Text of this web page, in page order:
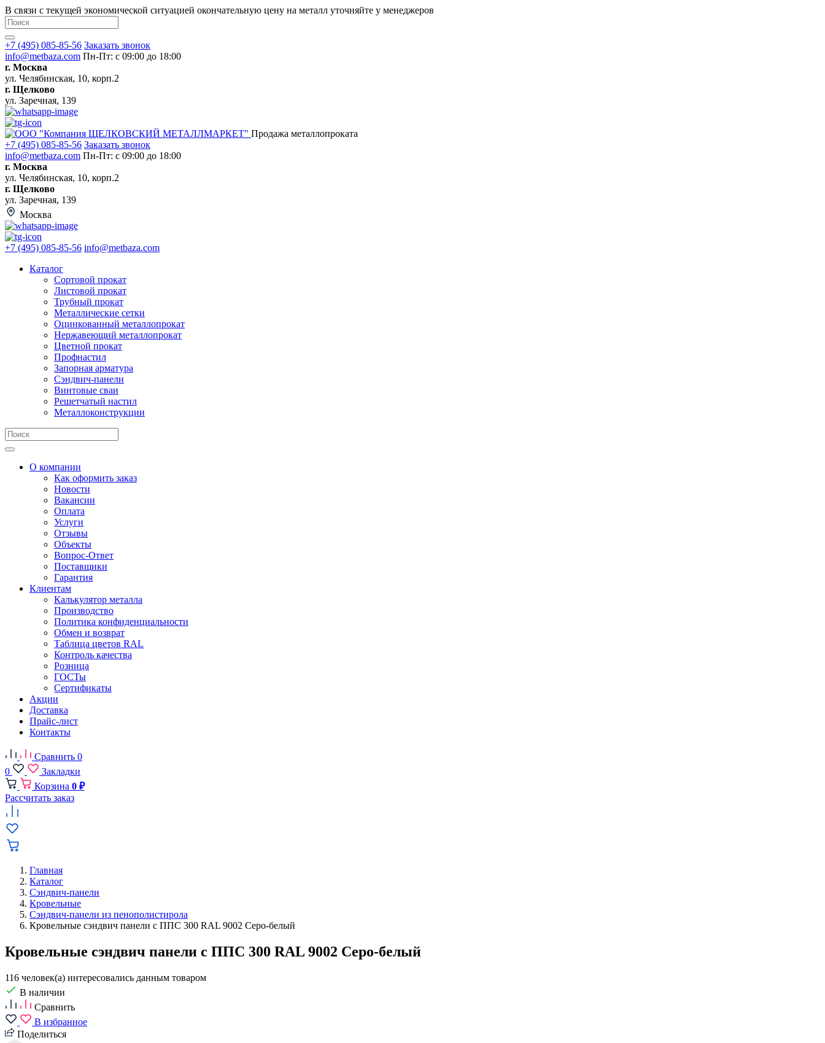
В связи с текущей экономической ситуацией окончательную цену на металл уточняйте у менеджеров
+7 (495) 085-85-56 Заказать звонок
info@metbaza.com Пн-Пт: с 09:00 до 18:00
г. Москва
ул. Челябинская, 10, корп.2
г. Щелково
ул. Заречная, 139
Продажа металлопроката
+7 (495) 085-85-56 Заказать звонок
info@metbaza.com Пн-Пт: с 09:00 до 18:00
г. Москва
ул. Челябинская, 10, корп.2
г. Щелково
ул. Заречная, 139
Москва
+7 (495) 085-85-56 info@metbaza.com
Каталог
Сортовой прокат
Листовой прокат
Трубный прокат
Металлические сетки
Оцинкованный металлопрокат
Нержавеющий металлопрокат
Цветной прокат
Профнастил
Запорная арматура
Сэндвич-панели
Винтовые сваи
Решетчатый настил
Металлоконструкции
О компании
Как оформить заказ
Новости
Вакансии
Оплата
Услуги
Отзывы
Объекты
Вопрос-Ответ
Поставщики
Гарантия
Клиентам
Калькулятор металла
Производство
Политика конфиденциальности
Обмен и возврат
Таблица цветов RAL
Контроль качества
Розница
ГОСТы
Сертификаты
Акции
Доставка
Прайс-лист
Контакты
Сравнить 0
0
Закладки
Корзина 0 ₽
Рассчитать заказ
Главная
Каталог
Сэндвич-панели
Кровельные
Сэндвич-панели из пенополистирола
Кровельные сэндвич панели с ППС 300 RAL 9002 Серо-белый
Кровельные сэндвич панели с ППС 300 RAL 9002 Серо-белый
116 человек(а) интересовались данным товаром
В наличии
Сравнить
В избранное
Поделиться